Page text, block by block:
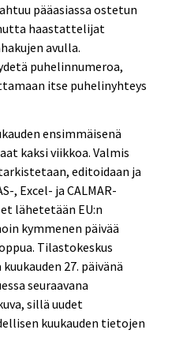
pääasiassa ostetun
haastattelijat
avulla.
puhelinnumeroa,
itse puhelinyhteys
ensimmäisenä
kaksi viikkoa. Valmis
editoidaan ja
, Excel- ja CALMAR-
lähetetään EU:n
kymmenen päivää
Tilastokeskus
27. päivänä
seuraavana
sillä uudet
kuukauden tietojen